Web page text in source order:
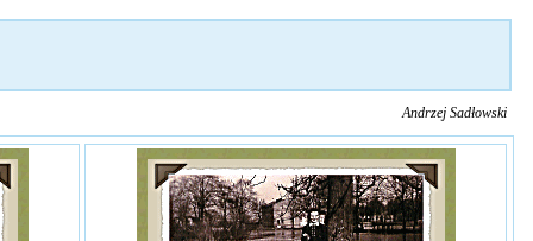
Andrzej Sadłowski